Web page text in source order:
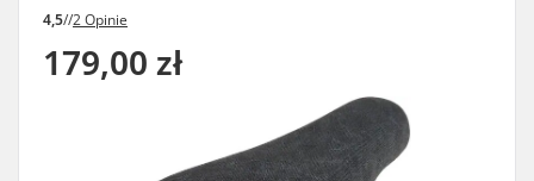
4,5//2 Opinie
179,00 zł